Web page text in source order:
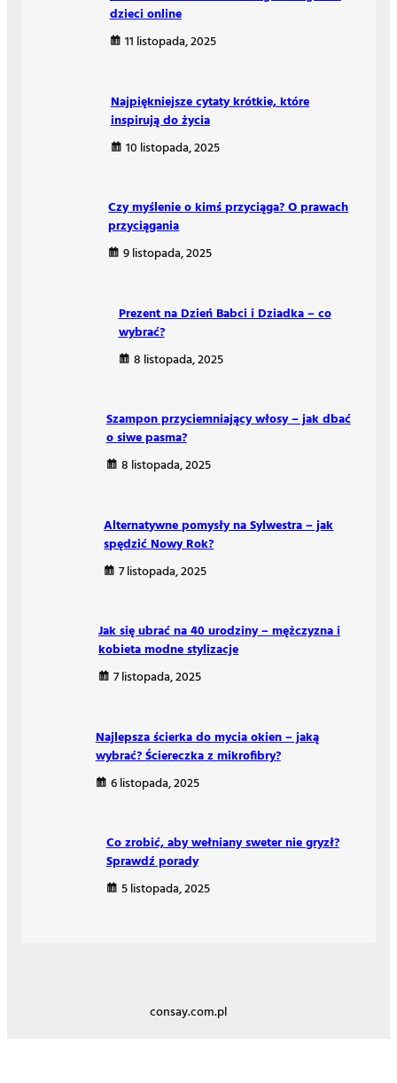
dzieci online
11 listopada, 2025
Najpiękniejsze cytaty krótkie, które
inspirują do życia
10 listopada, 2025
Czy myślenie o kimś przyciąga? O prawach
przyciągania
9 listopada, 2025
Prezent na Dzień Babci i Dziadka – co
wybrać?
8 listopada, 2025
Szampon przyciemniający włosy – jak dbać
o siwe pasma?
8 listopada, 2025
Alternatywne pomysły na Sylwestra – jak
spędzić Nowy Rok?
7 listopada, 2025
Jak się ubrać na 40 urodziny – mężczyzna i
kobieta modne stylizacje
7 listopada, 2025
Najlepsza ścierka do mycia okien – jaką
wybrać? Ściereczka z mikrofibry?
6 listopada, 2025
Co zrobić, aby wełniany sweter nie gryzł?
Sprawdź porady
5 listopada, 2025
consay.com.pl